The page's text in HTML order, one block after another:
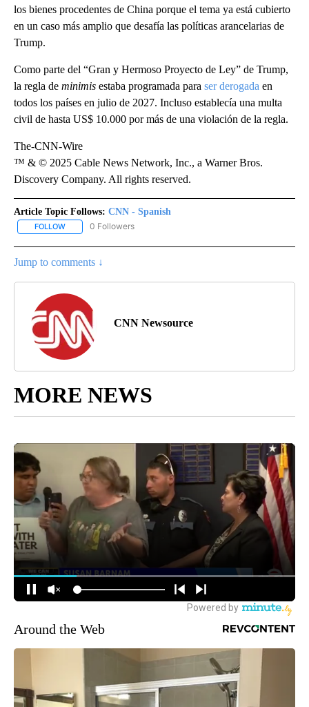
los bienes procedentes de China porque el tema ya está cubierto
en un caso más amplio que desafía las políticas arancelarias de
Trump.
Como parte del “Gran y Hermoso Proyecto de Ley” de Trump,
la regla de minimis estaba programada para ser derogada en
todos los países en julio de 2027. Incluso establecía una multa
civil de hasta US$ 10.000 por más de una violación de la regla.
The-CNN-Wire
™ & © 2025 Cable News Network, Inc., a Warner Bros.
Discovery Company. All rights reserved.
Article Topic Follows: CNN - Spanish
FOLLOW FOLLOW "CNN - SPANISH" TO RECEIVE NOTIFICATIONS ABOUT
0 Followers
Jump to comments ↓
CNN Newsource
MORE NEWS
Around the Web